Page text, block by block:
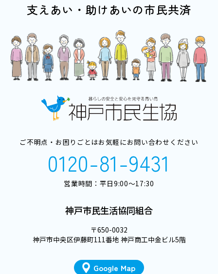
支えあい・助けあいの市民共済
ご不明点・お困りごとはお気軽にお問い合わせください
0120-81-9431
営業時間：平日9:00～17:30
神戸市民生活協同組合
〒650-0032
神戸市中央区伊藤町111番地 神戸商工中金ビル5階
Google Map